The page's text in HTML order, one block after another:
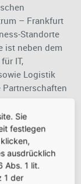
– Frankfurt
Standorte
ist neben dem
IT,
Logistik
Sie
festlegen
ausdrücklich
Abs. 1 lit.
1 der